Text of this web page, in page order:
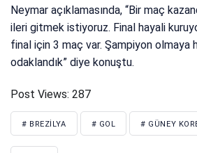
Neymar açıklamasında, “Bir maç
ileri gitmek istiyoruz. Final hayali
final için 3 maç var. Şampiyon olmaya
odaklandık” diye konuştu.
Post Views: 287
# BREZILYA # GOL # GÜNEY